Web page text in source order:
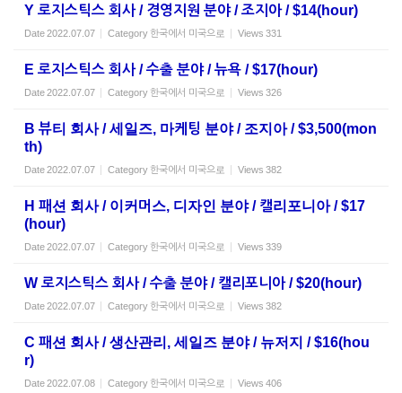
Y 로지스틱스 회사 / 경영지원 분야 / 조지아 / $14(hour)
Date2022.07.07 Category 한국에서 미국으로 Views 331
E 로지스틱스 회사 / 수출 분야 / 뉴욕 / $17(hour)
Date2022.07.07 Category 한국에서 미국으로 Views 326
B 뷰티 회사 / 세일즈, 마케팅 분야 / 조지아 / $3,500(mon
th)
Date2022.07.07 Category 한국에서 미국으로 Views 382
H 패션 회사 / 이커머스, 디자인 분야 / 캘리포니아 / $17
(hour)
Date2022.07.07 Category 한국에서 미국으로 Views 339
W 로지스틱스 회사 / 수출 분야 / 캘리포니아 / $20(hour)
Date2022.07.07 Category 한국에서 미국으로 Views 382
C 패션 회사 / 생산관리, 세일즈 분야 / 뉴저지 / $16(hou
r)
Date2022.07.08 Category 한국에서 미국으로 Views 406